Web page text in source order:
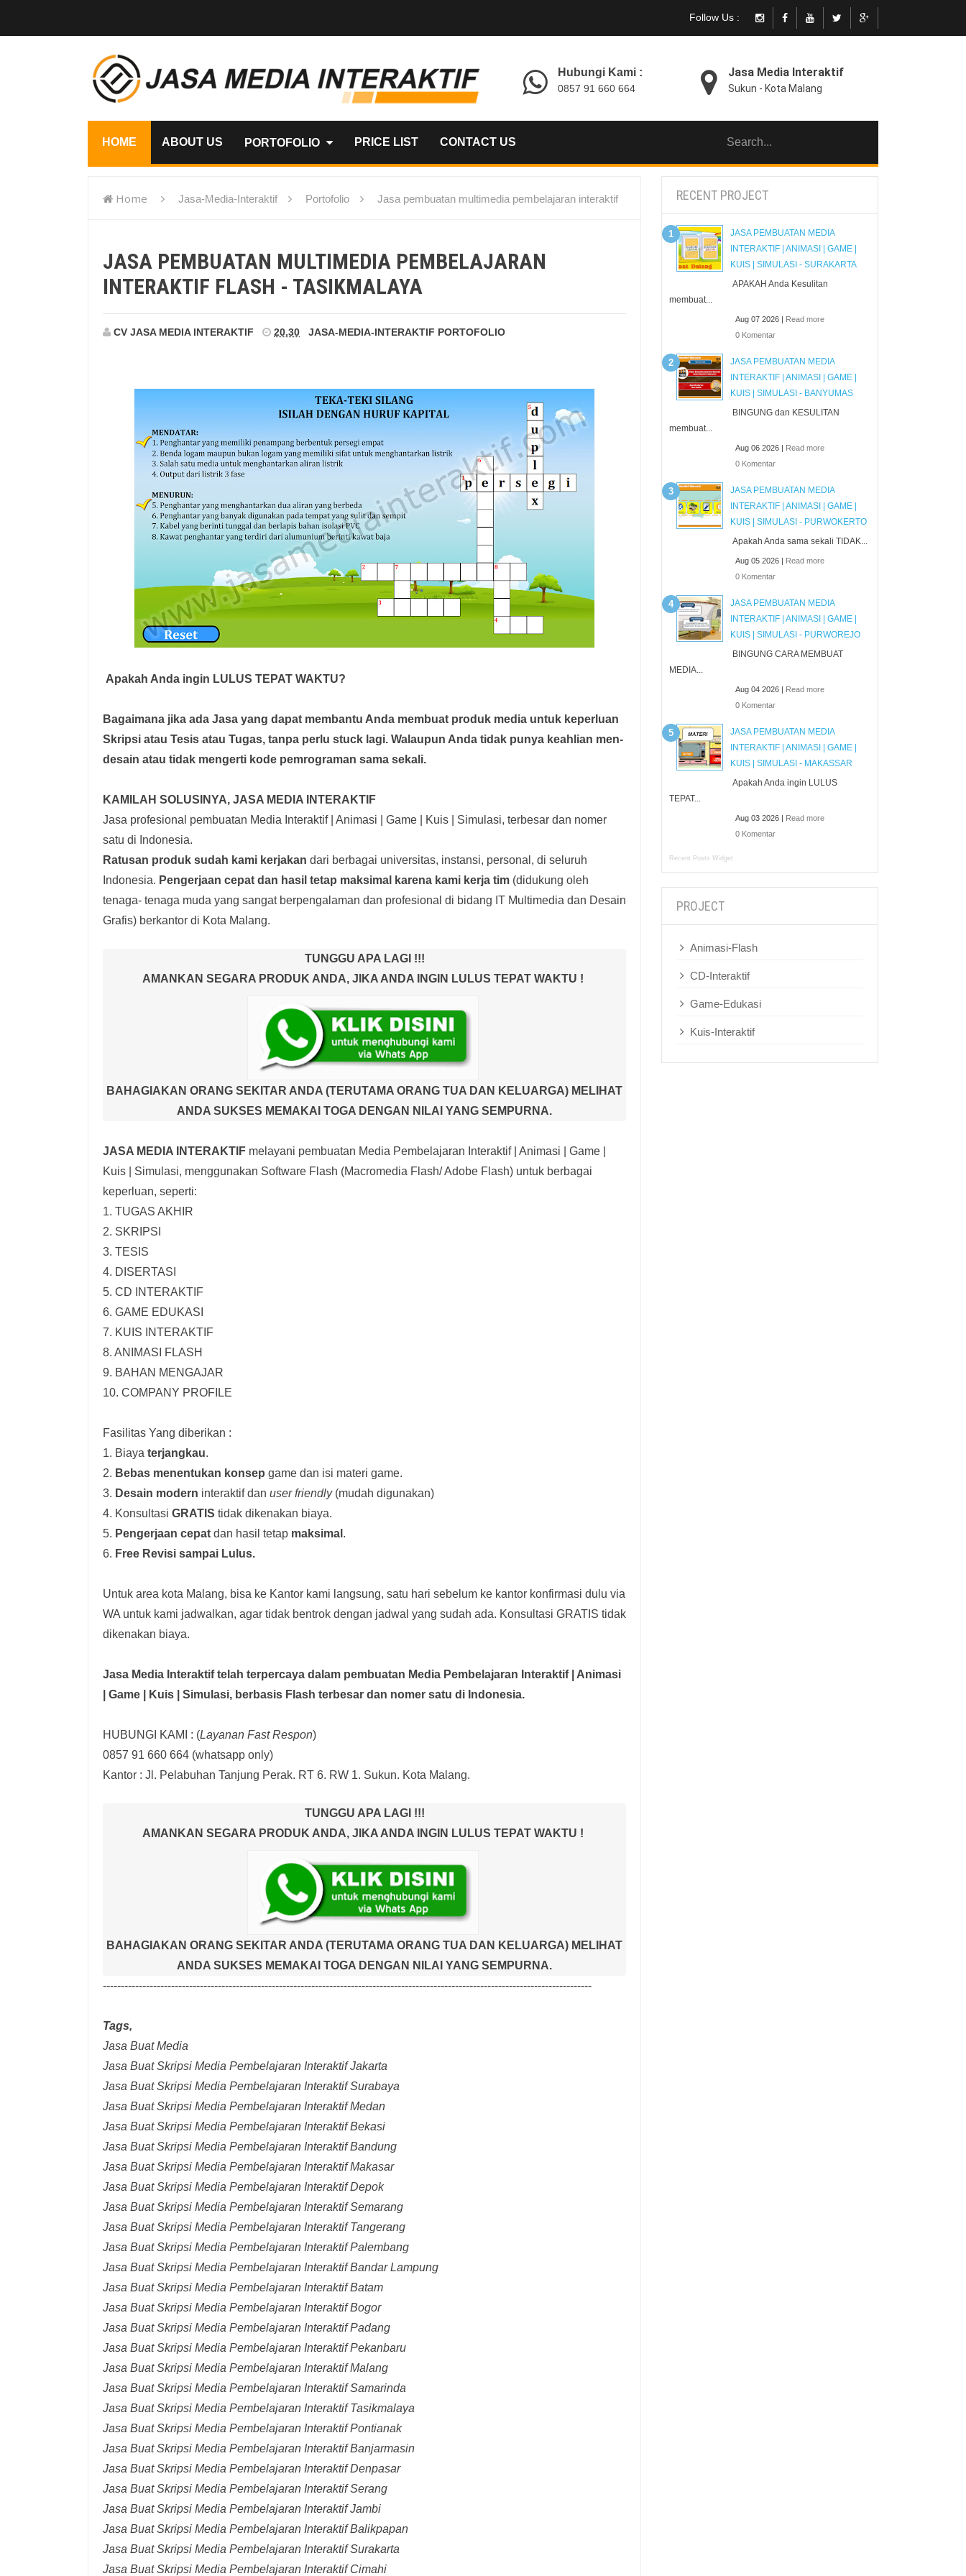
Follow Us :
Hubungi Kami :
0857 91 660 664
Jasa Media Interaktif
Sukun - Kota Malang
HOME ABOUT US PORTOFOLIO PRICE LIST CONTACT US
Home Jasa-Media-Interaktif Portofolio Jasa pembuatan multimedia pembelajaran interaktif
JASA PEMBUATAN MULTIMEDIA PEMBELAJARAN
INTERAKTIF FLASH - TASIKMALAYA
CV JASA MEDIA INTERAKTIF 20.30 JASA-MEDIA-INTERAKTIF PORTOFOLIO
Apakah Anda ingin LULUS TEPAT WAKTU?
Bagaimana jika ada Jasa yang dapat membantu Anda membuat produk media untuk keperluan
Skripsi atau Tesis atau Tugas, tanpa perlu stuck lagi. Walaupun Anda tidak punya keahlian men-
desain atau tidak mengerti kode pemrograman sama sekali.
KAMILAH SOLUSINYA, JASA MEDIA INTERAKTIF
Jasa profesional pembuatan Media Interaktif | Animasi | Game | Kuis | Simulasi, terbesar dan nomer
satu di Indonesia.
Ratusan produk sudah kami kerjakan dari berbagai universitas, instansi, personal, di seluruh
Indonesia. Pengerjaan cepat dan hasil tetap maksimal karena kami kerja tim (didukung oleh
tenaga- tenaga muda yang sangat berpengalaman dan profesional di bidang IT Multimedia dan Desain
Grafis) berkantor di Kota Malang.
TUNGGU APA LAGI !!!
AMANKAN SEGARA PRODUK ANDA, JIKA ANDA INGIN LULUS TEPAT WAKTU !
BAHAGIAKAN ORANG SEKITAR ANDA (TERUTAMA ORANG TUA DAN KELUARGA) MELIHAT
ANDA SUKSES MEMAKAI TOGA DENGAN NILAI YANG SEMPURNA.
JASA MEDIA INTERAKTIF melayani pembuatan Media Pembelajaran Interaktif| Animasi | Game |
Kuis | Simulasi, menggunakan Software Flash (Macromedia Flash/ Adobe Flash) untuk berbagai
keperluan, seperti:
1. TUGAS AKHIR
2. SKRIPSI
3. TESIS
4. DISERTASI
5. CD INTERAKTIF
6. GAME EDUKASI
7. KUIS INTERAKTIF
8. ANIMASI FLASH
9. BAHAN MENGAJAR
10. COMPANY PROFILE
Fasilitas Yang diberikan :
1. Biaya terjangkau.
2. Bebas menentukan konsep game dan isi materi game.
3. Desain modern interaktif dan user friendly(mudah digunakan)
4. Konsultasi GRATIS tidak dikenakan biaya.
5. Pengerjaan cepat dan hasil tetap maksimal .
6. Free Revisi sampai Lulus.
Untuk area kota Malang, bisa ke Kantor kami langsung, satu hari sebelum ke kantor konfirmasi dulu via
WA untuk kami jadwalkan, agar tidak bentrok dengan jadwal yang sudah ada. Konsultasi GRATIS tidak
dikenakan biaya.
Jasa Media Interaktif telah terpercaya dalam pembuatan Media Pembelajaran Interaktif| Animasi
| Game | Kuis | Simulasi, berbasis Flash terbesar dan nomer satu di Indonesia.
HUBUNGI KAMI : (Layanan Fast Respon)
0857 91 660 664 (whatsapp only)
Kantor : Jl. Pelabuhan Tanjung Perak. RT 6. RW 1. Sukun. Kota Malang.
TUNGGU APA LAGI !!!
AMANKAN SEGARA PRODUK ANDA, JIKA ANDA INGIN LULUS TEPAT WAKTU !
BAHAGIAKAN ORANG SEKITAR ANDA (TERUTAMA ORANG TUA DAN KELUARGA) MELIHAT
ANDA SUKSES MEMAKAI TOGA DENGAN NILAI YANG SEMPURNA.
----------------------------------------------------------------------------------------------------------------------------------------
Tags,
Jasa Buat Media
Jasa Buat Skripsi Media Pembelajaran Interaktif Jakarta
Jasa Buat Skripsi Media Pembelajaran Interaktif Surabaya
Jasa Buat Skripsi Media Pembelajaran Interaktif Medan
Jasa Buat Skripsi Media Pembelajaran Interaktif Bekasi
Jasa Buat Skripsi Media Pembelajaran Interaktif Bandung
Jasa Buat Skripsi Media Pembelajaran Interaktif Makasar
Jasa Buat Skripsi Media Pembelajaran Interaktif Depok
Jasa Buat Skripsi Media Pembelajaran Interaktif Semarang
Jasa Buat Skripsi Media Pembelajaran Interaktif Tangerang
Jasa Buat Skripsi Media Pembelajaran Interaktif Palembang
Jasa Buat Skripsi Media Pembelajaran Interaktif Bandar Lampung
Jasa Buat Skripsi Media Pembelajaran Interaktif Batam
Jasa Buat Skripsi Media Pembelajaran Interaktif Bogor
Jasa Buat Skripsi Media Pembelajaran Interaktif Padang
Jasa Buat Skripsi Media Pembelajaran Interaktif Pekanbaru
Jasa Buat Skripsi Media Pembelajaran Interaktif Malang
Jasa Buat Skripsi Media Pembelajaran Interaktif Samarinda
Jasa Buat Skripsi Media Pembelajaran Interaktif Tasikmalaya
Jasa Buat Skripsi Media Pembelajaran Interaktif Pontianak
Jasa Buat Skripsi Media Pembelajaran Interaktif Banjarmasin
Jasa Buat Skripsi Media Pembelajaran Interaktif Denpasar
Jasa Buat Skripsi Media Pembelajaran Interaktif Serang
Jasa Buat Skripsi Media Pembelajaran Interaktif Jambi
Jasa Buat Skripsi Media Pembelajaran Interaktif Balikpapan
Jasa Buat Skripsi Media Pembelajaran Interaktif Surakarta
Jasa Buat Skripsi Media Pembelajaran Interaktif Cimahi
RECENT PROJECT
JASA PEMBUATAN MEDIA
INTERAKTIF | ANIMASI | GAME |
KUIS | SIMULASI - SURAKARTA
APAKAH Anda Kesulitan
membuat...
Aug 07 2026 | Read more
0 Komentar
JASA PEMBUATAN MEDIA
INTERAKTIF | ANIMASI | GAME |
KUIS | SIMULASI - BANYUMAS
BINGUNG dan KESULITAN
membuat...
Aug 06 2026 | Read more
0 Komentar
JASA PEMBUATAN MEDIA
INTERAKTIF | ANIMASI | GAME |
KUIS | SIMULASI - PURWOKERTO
Apakah Anda sama sekali TIDAK...
Aug 05 2026 | Read more
0 Komentar
JASA PEMBUATAN MEDIA
INTERAKTIF | ANIMASI | GAME |
KUIS | SIMULASI - PURWOREJO
BINGUNG CARA MEMBUAT
MEDIA...
Aug 04 2026 | Read more
0 Komentar
JASA PEMBUATAN MEDIA
INTERAKTIF | ANIMASI | GAME |
KUIS | SIMULASI - MAKASSAR
Apakah Anda ingin LULUS
TEPAT...
Aug 03 2026 | Read more
0 Komentar
Recent Posts Widget
PROJECT
Animasi-Flash
CD-Interaktif
Game-Edukasi
Kuis-Interaktif